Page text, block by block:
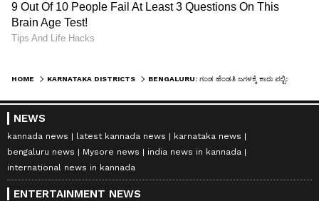
HOME KARNATAKA DISTRICTS
NEWS
kannada news latest kannada news
karnataka news
bengaluru news
Mysore news
india news in kannada
international news in kannada
ENTERTAINMENT NEWS